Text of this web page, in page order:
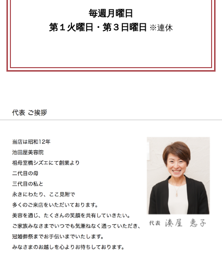
毎週月曜日
第１火曜日・第３日曜日 ※連休